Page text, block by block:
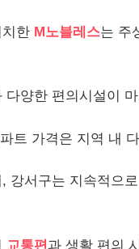
한 M노블레스는 주
다양한 편의시설이
트 가격은 지역 내
강서구는 지속적으
교통편 과 생활 편의